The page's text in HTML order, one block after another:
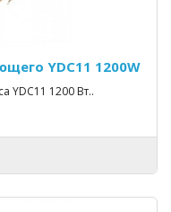
YDC11 1200W
YDC11 1200 Вт..